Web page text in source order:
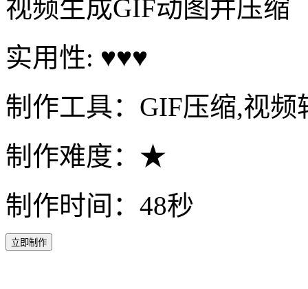
制作工具：GIF压缩,视频